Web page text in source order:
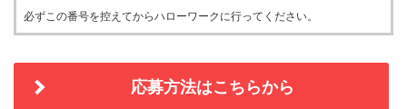
必ずこの番号を控えてからハローワークに行ってください。
応募方法はこちらから